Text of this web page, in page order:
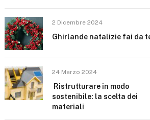
2 Dicembre 2024
Ghirlande natalizie fai da
24 Marzo 2024
Ristrutturare in modo
sostenibile: la scelta dei
materiali